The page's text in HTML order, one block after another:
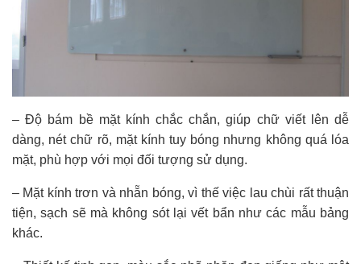
– Độ bám bề mặt kính chắc chắn, giúp chữ viết lên dễ
dàng, nét chữ rõ, mặt kính tuy bóng nhưng không quá lóa
mặt, phù hợp với mọi đối tượng sử dụng.
– Mặt kính trơn và nhẵn bóng, vì thế việc lau chùi rất thuận
tiện, sạch sẽ mà không sót lại vết bẩn như các mẫu bảng
khác.